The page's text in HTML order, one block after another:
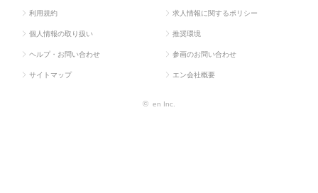
利用規約 求人情報に関するポリシー
個人情報の取り扱い 推奨環境
ヘルプ・お問い合わせ 参画のお問い合わせ
サイトマップ エン会社概要
© en Inc.